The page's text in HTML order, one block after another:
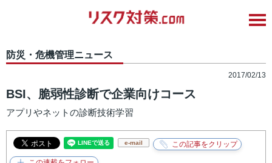
防災・危機管理ニュース
2017/02/13
BSI、脆弱性診断で企業向けコース
アプリやネットの診断技術学習
e-mail